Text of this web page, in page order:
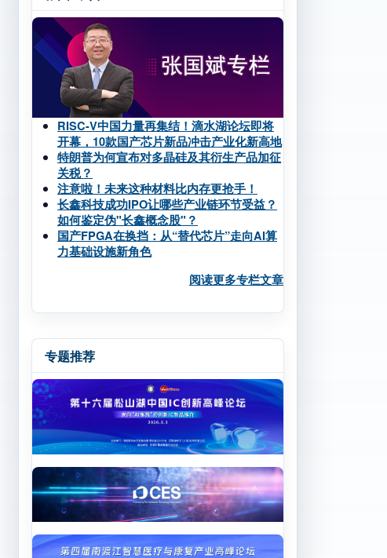
RISC-V中国力量再集结！滴水湖论坛即将
开幕，10款国产芯片新品冲击产业化新高地
特朗普为何宣布对多晶硅及其衍生产品加征
关税？
注意啦！未来这种材料比内存更抢手！
长鑫科技成功IPO让哪些产业链环节受益？
如何鉴定伪"长鑫概念股"？
国产FPGA在换挡：从“替代芯片”走向AI算
力基础设施新角色
阅读更多专栏文章
专题推荐